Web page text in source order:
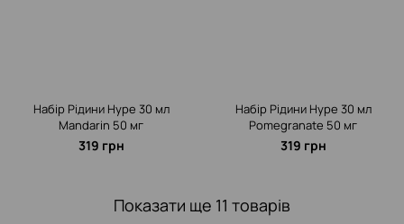
Набір Рідини Hype 30 мл
Mandarin 50 мг
319 грн
Набір Рідини Hype 30 мл
Pomegranate 50 мг
319 грн
Показати ще 11 товарів